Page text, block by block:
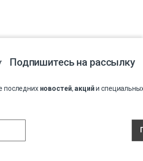
Подпишитесь на рассылку
последних новостей,акцийи